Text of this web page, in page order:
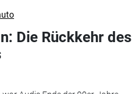
Die Rückkehr des